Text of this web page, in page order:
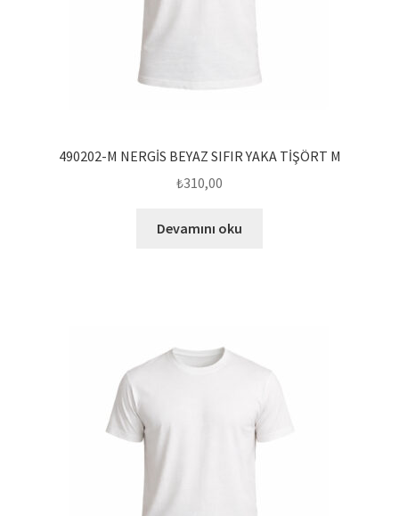
490202-M NERGİS BEYAZ SIFIR YAKA TİŞÖRT M
₺310,00
Devamını oku